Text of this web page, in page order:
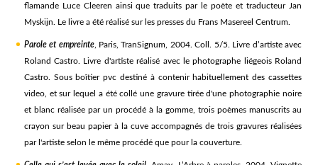
flamande Luce Cleeren ainsi que traduits par le poète et traducteur Jan
Myskijn. Le livre a été réalisé sur les presses du Frans Masereel Centrum.
Parole et empreinte, Paris, TranSignum, 2004. Coll. 5/5. Livre d’artiste avec
Roland Castro. Livre d'artiste réalisé avec le photographe liégeois Roland
Castro. Sous boîtier pvc destiné à contenir habituellement des cassettes
video, et sur lequel a été collé une gravure tirée d'une photographie noire
et blanc réalisée par un procédé à la gomme, trois poèmes manuscrits au
crayon sur beau papier à la cuve accompagnés de trois gravures réalisées
par l'artiste selon le même procédé que pour la couverture.